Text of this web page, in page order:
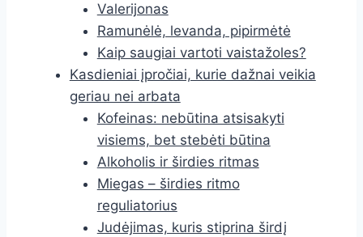
Valerijonas
Ramunėlė, levanda, pipirmėtė
Kaip saugiai vartoti vaistažoles?
Kasdieniai įpročiai, kurie dažnai veikia
geriau nei arbata
Kofeinas: nebūtina atsisakyti
visiems, bet stebėti būtina
Alkoholis ir širdies ritmas
Miegas – širdies ritmo
reguliatorius
Judėjimas, kuris stiprina širdį